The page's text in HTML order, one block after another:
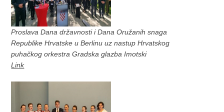
Proslava Dana državnosti i Dana Oružanih snaga
Republike Hrvatske u Berlinu uz nastup Hrvatskog
puhačkog orkestra Gradska glazba Imotski
Link